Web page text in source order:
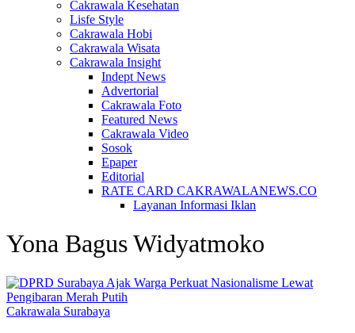
Cakrawala Kesehatan
Lisfe Style
Cakrawala Hobi
Cakrawala Wisata
Cakrawala Insight
Indept News
Advertorial
Cakrawala Foto
Featured News
Cakrawala Video
Sosok
Epaper
Editorial
RATE CARD CAKRAWALANEWS.CO
Layanan Informasi Iklan
Yona Bagus Widyatmoko
Cakrawala Surabaya